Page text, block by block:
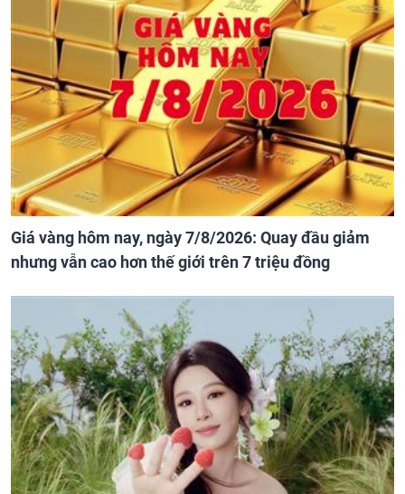
Giá vàng hôm nay, ngày 7/8/2026: Quay đầu giảm
nhưng vẫn cao hơn thế giới trên 7 triệu đồng